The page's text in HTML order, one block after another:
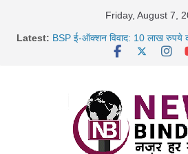
Friday, August 7,
Latest: BSP ई-ऑक्शन विवाद: 10 लाख रुपये
साइबर ठगी पर दुर्ग पुलिस का बड़ा
गिरफ्तार